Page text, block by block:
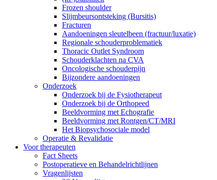
Frozen shoulder
Slijmbeursontsteking (Bursitis)
Fracturen
Aandoeningen sleutelbeen (fractuur/luxatie)
Regionale schouderproblematiek
Thoracic Outlet Syndroom
Schouderklachten na CVA
Oncologische schouderpijn
Bijzondere aandoeningen
Onderzoek
Onderzoek bij de Fysiotherapeut
Onderzoek bij de Orthopeed
Beeldvorming met Echografie
Beeldvorming met Rontgen/CT/MRI
Het Biopsychosociale model
Operatie & Revalidatie
Voor therapeuten
Fact Sheets
Postoperatieve en Behandelrichtlijnen
Vragenlijsten